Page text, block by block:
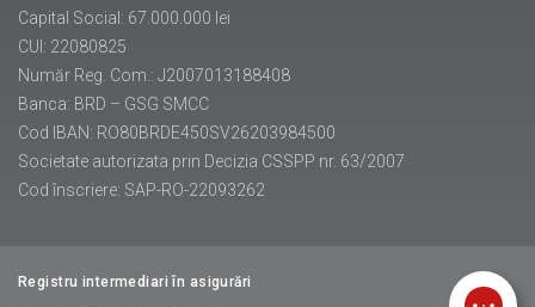
Capital Social: 67.000.000 lei
CUI: 22080825
Număr Reg. Com.: J2007013188408
Banca: BRD – GSG SMCC
Cod IBAN: RO80BRDE450SV26203984500
Societate autorizata prin Decizia CSSPP nr. 63/2007
Cod înscriere: SAP-RO-22093262
Registru intermediari în asigurări